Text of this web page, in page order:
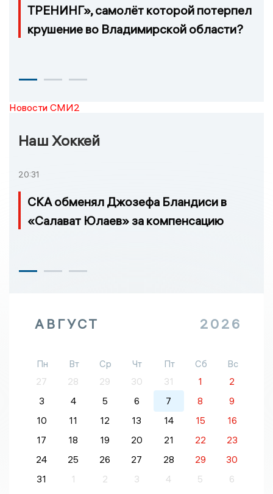
ТРЕНИНГ», самолёт которой потерпел
крушение во Владимирской области?
Новости СМИ2
Наш Хоккей
20:31
СКА обменял Джозефа Бландиси в
«Салават Юлаев» за компенсацию
АВГУСТ 2026
Пн Вт Ср Чт Пт Сб
Вс
27
28 29 30 31 1
2
3
4 5 6 7 8
9
10
11 12 13 14 15
16
17
18 19 20 21 22
23
24
25 26 27 28 29
30
31
1 2 3 4 5 6